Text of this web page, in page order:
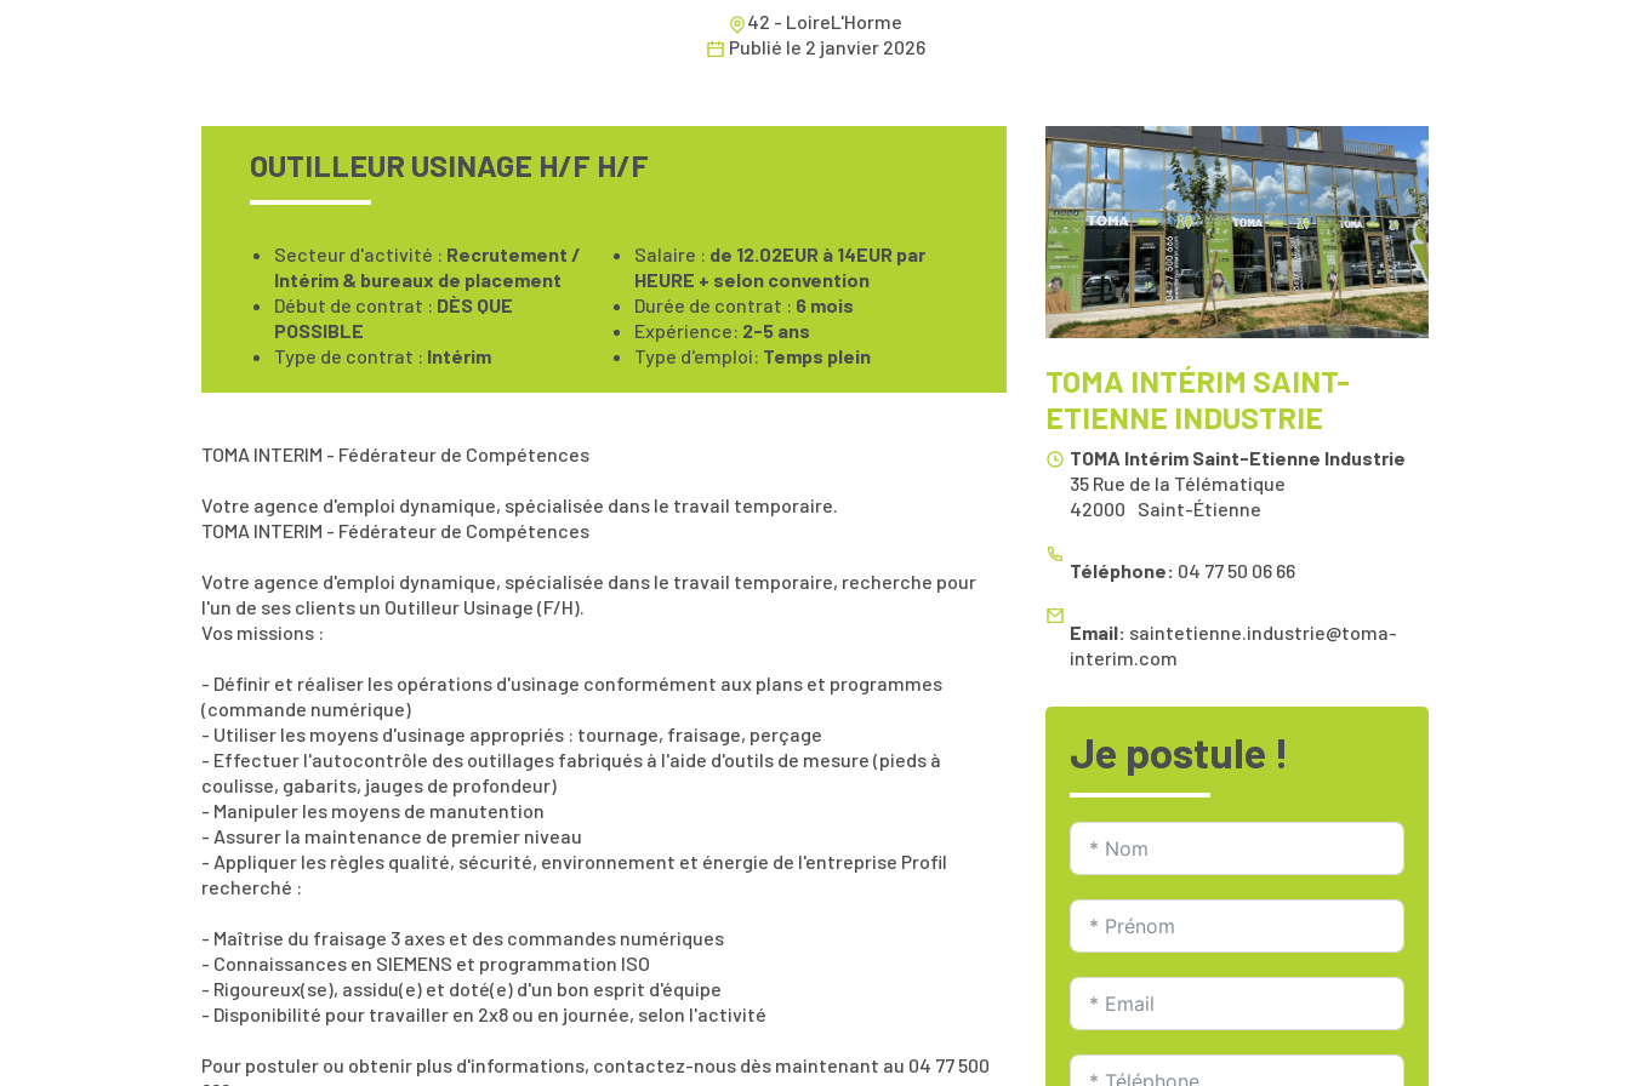
42 - LoireL'Horme
Publié le 2 janvier 2026
OUTILLEUR USINAGE H/F H/F
Secteur d'activité : Recrutement /
Intérim & bureaux de placement
Début de contrat : DÈS QUE
POSSIBLE
Type de contrat : Intérim
Salaire : de 12.02EUR à 14EUR par
HEURE + selon convention
Durée de contrat : 6 mois
Expérience: 2-5 ans
Type d'emploi: Temps plein
TOMA INTERIM - Fédérateur de Compétences
Votre agence d'emploi dynamique, spécialisée dans le travail temporaire.
TOMA INTERIM - Fédérateur de Compétences
Votre agence d'emploi dynamique, spécialisée dans le travail temporaire, recherche pour
l'un de ses clients un Outilleur Usinage (F/H).
Vos missions :
- Définir et réaliser les opérations d'usinage conformément aux plans et programmes
(commande numérique)
- Utiliser les moyens d'usinage appropriés : tournage, fraisage, perçage
- Effectuer l'autocontrôle des outillages fabriqués à l'aide d'outils de mesure (pieds à
coulisse, gabarits, jauges de profondeur)
- Manipuler les moyens de manutention
- Assurer la maintenance de premier niveau
- Appliquer les règles qualité, sécurité, environnement et énergie de l'entreprise Profil
recherché :
- Maîtrise du fraisage 3 axes et des commandes numériques
- Connaissances en SIEMENS et programmation ISO
- Rigoureux(se), assidu(e) et doté(e) d'un bon esprit d'équipe
- Disponibilité pour travailler en 2x8 ou en journée, selon l'activité
Pour postuler ou obtenir plus d'informations, contactez-nous dès maintenant au 04 77 500
TOMA INTÉRIM SAINT-
ETIENNE INDUSTRIE
TOMA Intérim Saint-Etienne Industrie
35 Rue de la Télématique
Saint-Étienne
42000
Téléphone: 04 77 50 06 66
Email: saintetienne.industrie@toma-
interim.com
Je postule !